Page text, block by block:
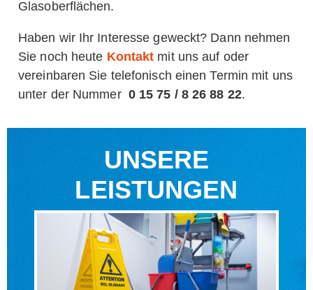
Glasoberflächen.
Haben wir Ihr Interesse geweckt? Dann nehmen
Sie noch heute Kontakt mit uns auf oder
vereinbaren Sie telefonisch einen Termin mit uns
unter der Nummer 0 15 75 / 8 26 88 22.
UNSERE
LEISTUNGEN